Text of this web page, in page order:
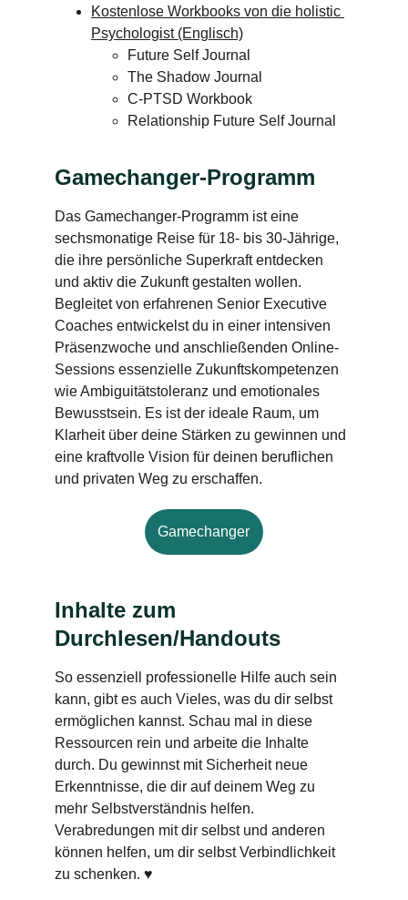
Kostenlose Workbooks von die holistic
Psychologist (Englisch)
Future Self Journal
The Shadow Journal
C-PTSD Workbook
Relationship Future Self Journal
Gamechanger-Programm
Das Gamechanger-Programm ist eine
sechsmonatige Reise für 18- bis 30-Jährige,
die ihre persönliche Superkraft entdecken
und aktiv die Zukunft gestalten wollen.
Begleitet von erfahrenen Senior Executive
Coaches entwickelst du in einer intensiven
Präsenzwoche und anschließenden Online-
Sessions essenzielle Zukunftskompetenzen
wie Ambiguitätstoleranz und emotionales
Bewusstsein. Es ist der ideale Raum, um
Klarheit über deine Stärken zu gewinnen und
eine kraftvolle Vision für deinen beruflichen
und privaten Weg zu erschaffen.
Gamechanger
Inhalte zum
Durchlesen/Handouts
So essenziell professionelle Hilfe auch sein
kann, gibt es auch Vieles, was du dir selbst
ermöglichen kannst. Schau mal in diese
Ressourcen rein und arbeite die Inhalte
durch. Du gewinnst mit Sicherheit neue
Erkenntnisse, die dir auf deinem Weg zu
mehr Selbstverständnis helfen.
Verabredungen mit dir selbst und anderen
können helfen, um dir selbst Verbindlichkeit
zu schenken. ♥